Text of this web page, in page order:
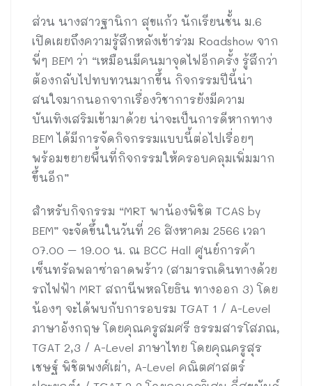
ส่วน นางสาวฐานิกา สุขแก้ว นักเรียนชั้น ม.6
เปิดเผยถึงความรู้สึกหลังเข้าร่วม Roadshow จาก
พี่ๆ BEM ว่า “เหมือนมีคนมาจุดไฟอีกครั้ง รู้สึกว่า
ต้องกลับไปทบทวนมากขึ้น กิจกรรมปีนี้น่า
สนใจมากนอกจากเรื่องวิชาการยังมีความ
บันเทิงเสริมเข้ามาด้วย น่าจะเป็นการดีหากทาง
BEM ได้มีการจัดกิจกรรมแบบนี้ต่อไปเรื่อยๆ
พร้อมขยายพื้นที่กิจกรรมให้ครอบคลุมเพิ่มมาก
ขึ้นอีก”
สำหรับกิจกรรม “MRT พาน้องพิชิต TCAS by
BEM” จะจัดขึ้นในวันที่ 26 สิงหาคม 2566 เวลา
07.00 – 19.00 น. ณ BCC Hall ศูนย์การค้า
เซ็นทรัลพลาซ่าลาดพร้าว (สามารถเดินทางด้วย
รถไฟฟ้า MRT สถานีพหลโยธิน ทางออก 3) โดย
น้องๆ จะได้พบกับการอบรม TGAT 1 / A-Level
ภาษาอังกฤษ โดยคุณครูสมศรี ธรรมสารโสภณ,
TGAT 2,3 / A-Level ภาษาไทย โดยคุณครูสุร
เชษฐ์ พิชิตพงศ์เผ่า, A-Level คณิตศาสตร์